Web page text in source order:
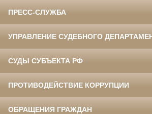
ПРЕСС-СЛУЖБА
УПРАВЛЕНИЕ СУДЕБНОГО
СУДЫ СУБЪЕКТА РФ
ПРОТИВОДЕЙСТВИЕ КОРРУПЦИИ
ОБРАЩЕНИЯ ГРАЖДАН